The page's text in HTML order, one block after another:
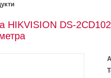
HIKVISION DS-